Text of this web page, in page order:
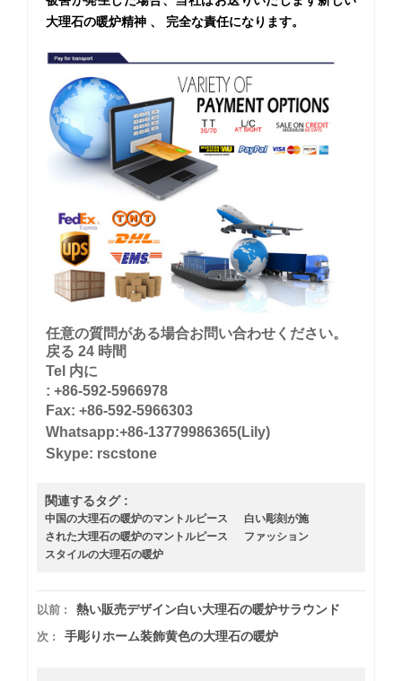
大理石の暖炉精神 、 完全な責任になります。
任意の質問がある場合お問い合わせください。
戻る 24 時間
Tel 内に
: +86-592-5966978
Fax: +86-592-5966303
Whatsapp:+86-13779986365(Lily)
Skype: rscstone
関連するタグ :
中国の大理石の暖炉のマントルピース
白い彫刻が施
された大理石の暖炉のマントルピース
ファッション
スタイルの大理石の暖炉
以前 : 熱い販売デザイン白い大理石の暖炉サラウンド
次 : 手彫りホーム装飾黄色の大理石の暖炉